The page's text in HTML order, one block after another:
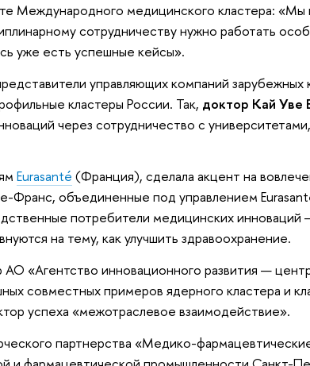
Международного медицинского кластера:
сотрудничеству нужно работать
уже есть успешные кейсы».
управляющих компаний зарубежных
кластеры России. Так, доктор Кай Уве
через сотрудничество с
Eurasanté (Франция), сделала акцент на
Франс, объединенные под управлением
потребители медицинских
на тему, как улучшить здравоохранение.
АО «Агентство инновационного развития —
совместных примеров ядерного кластера и
успеха «межотраслевое взаимодействие».
партнерства «Медико-